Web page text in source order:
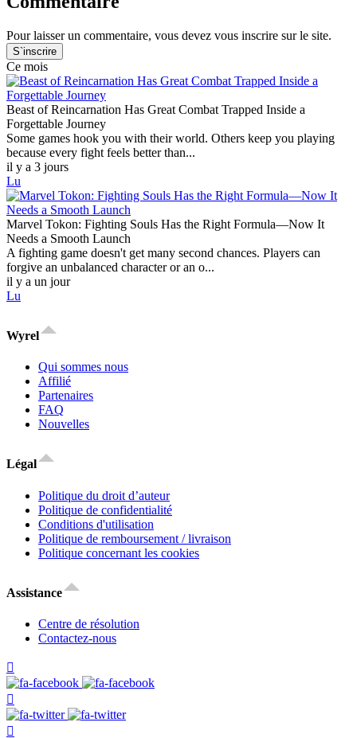
Pour laisser un commentaire, vous devez vous inscrire sur le site.
S`inscrire
Ce mois
Beast of Reincarnation Has Great Combat Trapped Inside a
Forgettable Journey
Some games hook you with their world. Others keep you playing
because every fight feels better than...
il y a 3 jours
Lu
Marvel Tokon: Fighting Souls Has the Right Formula—Now It
Needs a Smooth Launch
A fighting game doesn't get many second chances. Players can
forgive an unbalanced character or an o...
il y a un jour
Lu
Wyrel
Qui sommes nous
Affilié
Partenaires
FAQ
Nouvelles
Légal
Politique du droit d’auteur
Politique de confidentialité
Conditions d'utilisation
Politique de remboursement / livraison
Politique concernant les cookies
Assistance
Centre de résolution
Contactez-nous